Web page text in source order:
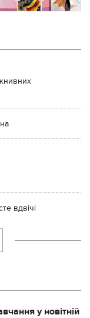
вдвічі
у новітній